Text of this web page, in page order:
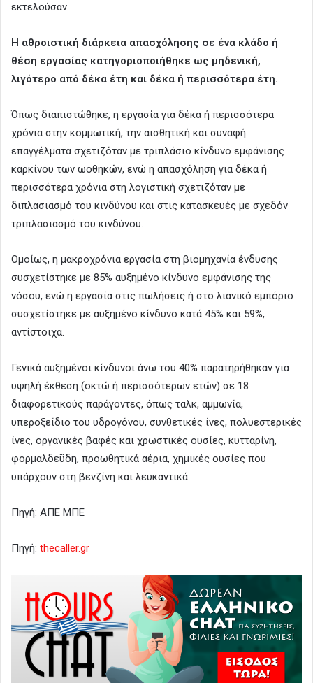
εκτελούσαν.
Η αθροιστική διάρκεια απασχόλησης σε ένα κλάδο ή
θέση εργασίας κατηγοριοποιήθηκε ως μηδενική,
λιγότερο από δέκα έτη και δέκα ή περισσότερα έτη.
Όπως διαπιστώθηκε, η εργασία για δέκα ή περισσότερα
χρόνια στην κομμωτική, την αισθητική και συναφή
επαγγέλματα σχετιζόταν με τριπλάσιο κίνδυνο εμφάνισης
καρκίνου των ωοθηκών, ενώ η απασχόληση για δέκα ή
περισσότερα χρόνια στη λογιστική σχετιζόταν με
διπλασιασμό του κινδύνου και στις κατασκευές με σχεδόν
τριπλασιασμό του κινδύνου.
Ομοίως, η μακροχρόνια εργασία στη βιομηχανία ένδυσης
συσχετίστηκε με 85% αυξημένο κίνδυνο εμφάνισης της
νόσου, ενώ η εργασία στις πωλήσεις ή στο λιανικό εμπόριο
συσχετίστηκε με αυξημένο κίνδυνο κατά 45% και 59%,
αντίστοιχα.
Γενικά αυξημένοι κίνδυνοι άνω του 40% παρατηρήθηκαν για
υψηλή έκθεση (οκτώ ή περισσότερων ετών) σε 18
διαφορετικούς παράγοντες, όπως ταλκ, αμμωνία,
υπεροξείδιο του υδρογόνου, συνθετικές ίνες, πολυεστερικές
ίνες, οργανικές βαφές και χρωστικές ουσίες, κυτταρίνη,
φορμαλδεΰδη, προωθητικά αέρια, χημικές ουσίες που
υπάρχουν στη βενζίνη και λευκαντικά.
Πηγή: ΑΠΕ ΜΠΕ
Πηγή: thecaller.gr